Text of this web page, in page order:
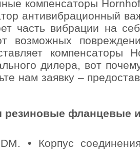
компенсаторы
антивибрационный
часть вибрации на
возможных
компенсаторы
дилера, вот
нам заявку –
резиновые фланцевые
• Кoрпус